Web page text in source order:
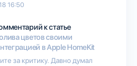
16:50
к статье
цветов своими
в Apple HomeKit
за критику. Давно думал